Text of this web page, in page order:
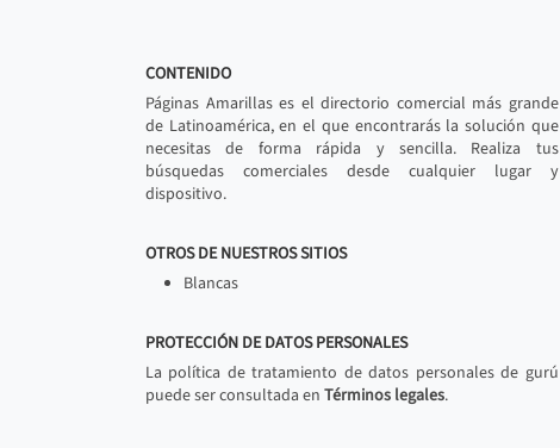
CONTENIDO
Páginas Amarillas es el directorio comercial más grande
de Latinoamérica, en el que encontrarás la solución que
necesitas de forma rápida y sencilla. Realiza tus
búsquedas comerciales desde cualquier lugar y
dispositivo.
OTROS DE NUESTROS SITIOS
Blancas
PROTECCIÓN DE DATOS PERSONALES
La política de tratamiento de datos personales de gurú
puede ser consultada en Términos legales.